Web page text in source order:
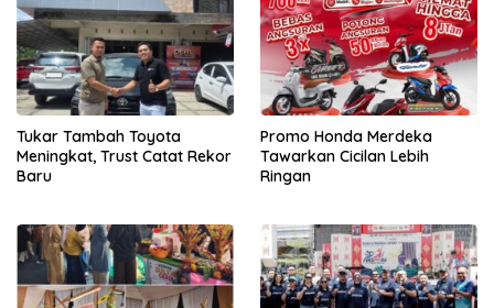
Tukar Tambah Toyota
Meningkat, Trust Catat Rekor
Baru
Promo Honda Merdeka
Tawarkan Cicilan Lebih
Ringan